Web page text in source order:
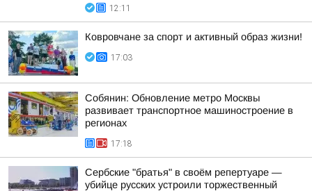
12:11
Ковровчане за спорт и активный образ жизни!
17:03
Собянин: Обновление метро Москвы
развивает транспортное машиностроение в
регионах
17:18
Сербские "братья" в своём репертуаре —
убийце русских устроили торжественный